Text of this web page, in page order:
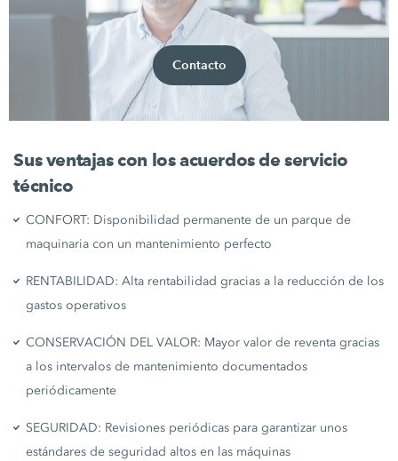
Contacto
Sus ventajas con los acuerdos de servicio
técnico
CONFORT: Disponibilidad permanente de un parque de
maquinaria con un mantenimiento perfecto
RENTABILIDAD: Alta rentabilidad gracias a la reducción de los
gastos operativos
CONSERVACIÓN DEL VALOR: Mayor valor de reventa gracias
a los intervalos de mantenimiento documentados
periódicamente
SEGURIDAD: Revisiones periódicas para garantizar unos
estándares de seguridad altos en las máquinas